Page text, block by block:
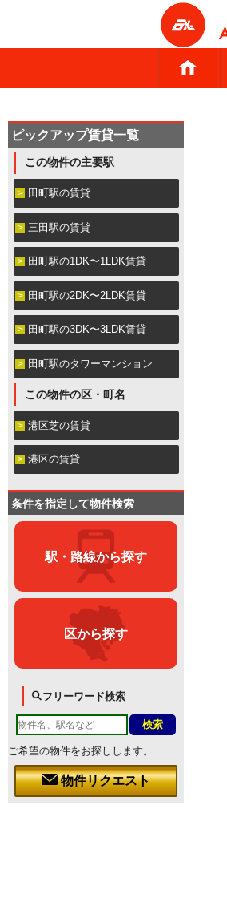
ピックアップ賃貸一覧
この物件の主要駅
田町駅の賃貸
三田駅の賃貸
田町駅の1DK〜1LDK賃貸
田町駅の2DK〜2LDK賃貸
田町駅の3DK〜3LDK賃貸
田町駅のタワーマンション
この物件の区・町名
港区芝の賃貸
港区の賃貸
条件を指定して物件検索
駅・路線から探す
区から探す
フリーワード検索
ご希望の物件をお探しします。
物件リクエスト